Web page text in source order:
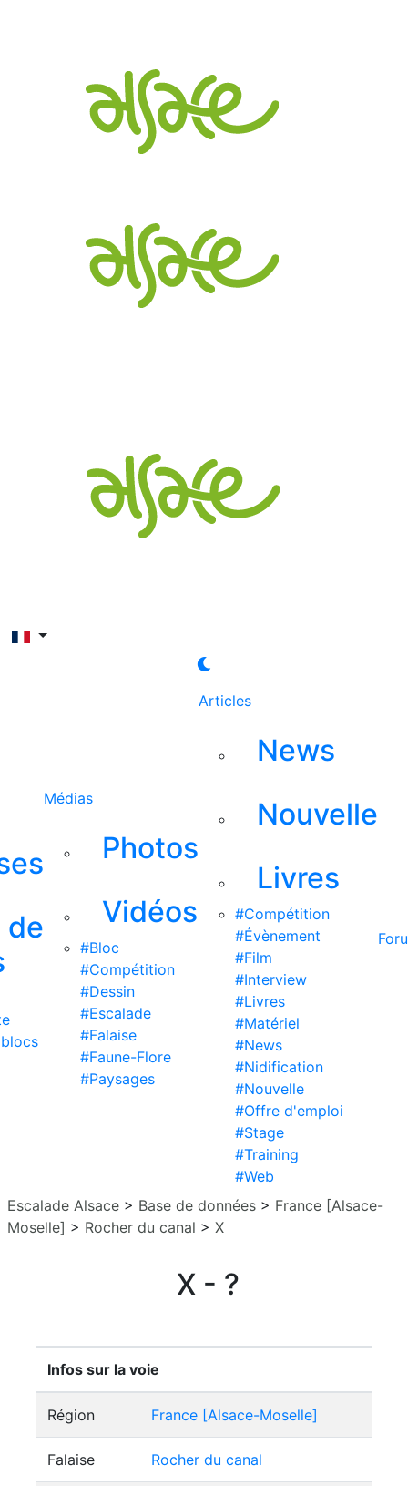
de
Médias
Photos
Vidéos
#Bloc
#Compétition
#Dessin
#Escalade
#Falaise
#Faune-Flore
#Paysages
Articles
News
Nouvelle
Livres
#Compétition
#Évènement
#Film
#Interview
#Livres
#Matériel
#News
#Nidification
#Nouvelle
#Offre d'emploi
#Stage
#Training
#Web
Escalade Alsace > Base de données > France [Alsace-
Moselle] > Rocher du canal > X
X - ?
Infos sur la voie
Région France [Alsace-Moselle]
Falaise Rocher du canal